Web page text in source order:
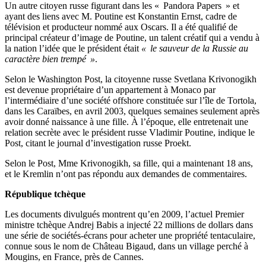
Un autre citoyen russe figurant dans les « Pandora Papers » et
ayant des liens avec M. Poutine est Konstantin Ernst, cadre de
télévision et producteur nommé aux Oscars. Il a été qualifié de
principal créateur d’image de Poutine, un talent créatif qui a vendu à
la nation l’idée que le président était « le sauveur de la Russie au
caractère bien trempé ».
Selon le Washington Post, la citoyenne russe Svetlana Krivonogikh
est devenue propriétaire d’un appartement à Monaco par
l’intermédiaire d’une société offshore constituée sur l’île de Tortola,
dans les Caraïbes, en avril 2003, quelques semaines seulement après
avoir donné naissance à une fille. À l’époque, elle entretenait une
relation secrète avec le président russe Vladimir Poutine, indique le
Post, citant le journal d’investigation russe Proekt.
Selon le Post, Mme Krivonogikh, sa fille, qui a maintenant 18 ans,
et le Kremlin n’ont pas répondu aux demandes de commentaires.
République tchèque
Les documents divulgués montrent qu’en 2009, l’actuel Premier
ministre tchèque Andrej Babis a injecté 22 millions de dollars dans
une série de sociétés-écrans pour acheter une propriété tentaculaire,
connue sous le nom de Château Bigaud, dans un village perché à
Mougins, en France, près de Cannes.